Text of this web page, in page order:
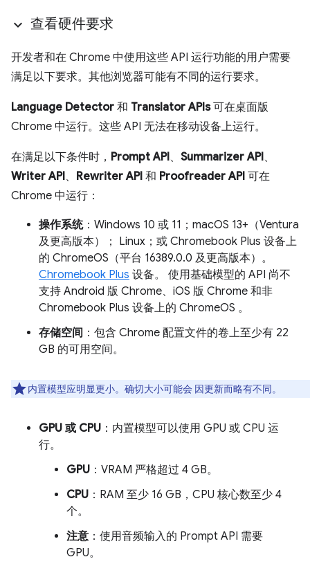
查看硬件要求
开发者和在 Chrome 中使用这些 API 运行功能的用户需要
满足以下要求。其他浏览器可能有不同的运行要求。
Language Detector 和 Translator APIs可在桌面版
Chrome 中运行。这些 API 无法在移动设备上运行。
在满足以下条件时， Prompt API、 Summarizer API、
Writer API、 Rewriter API 和 Proofreader API 可在
Chrome 中运行：
操作系统：Windows 10 或 11；macOS 13+（Ventura
及更高版本）； Linux；或 Chromebook Plus 设备上
的 ChromeOS（平台 16389.0.0 及更高版本）。
Chromebook Plus 设备。 使用基础模型的 API 尚不
支持 Android 版 Chrome、iOS 版 Chrome 和非
Chromebook Plus 设备上的 ChromeOS 。
存储空间 ：包含 Chrome 配置文件的卷上至少有 22
GB 的可用空间。
内置模型应明显更小。确切大小可能会 因更新而略有不同。
GPU 或 CPU ：内置模型可以使用 GPU 或 CPU 运
行。
GPU ：VRAM 严格超过 4 GB。
CPU ：RAM 至少 16 GB，CPU 核心数至少 4
个。
注意：使用音频输入的 Prompt API 需要
GPU。